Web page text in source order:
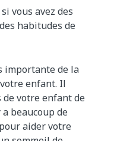
vous avez des
habitudes de
importante de la
enfant. Il
de votre enfant de
beaucoup de
aider votre